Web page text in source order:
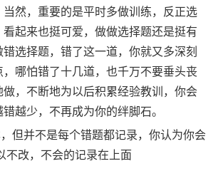
然，重要的是平时多做训练，反正选
起来也挺可爱，做做选择题还是挺有
选择题，错了这一道，你就又多深刻
哪怕错了十几道，也千万不要垂头丧
，不断地为以后积累经验教训，你会
越少，不再成为你的绊脚石。
但并不是每个错题都记录，你认为你会
不改，不会的记录在上面